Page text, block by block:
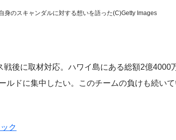
身のスキャンダルに対する想いを語った(C)Getty Images
後に取材対応。ハワイ島にある総額2億4000
ドに集中したい。このチームの負けも続い
ク